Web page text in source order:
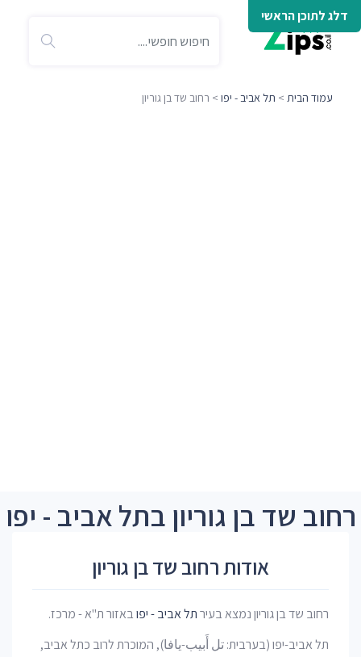
דלג לתוכן הראשי
עמוד הבית > תל אביב - יפו > רחוב שד בן גוריון
רחוב שד בן גוריון בתל אביב - יפו
אודות רחוב שד בן גוריון
רחוב שד בן גוריון נמצא בעירתל אביב - יפובאזור ת"א - מרכז.
תל אביב-יפו (בערבית: تل أَبيب-يافا), המוכרת לרוב כתל אביב,